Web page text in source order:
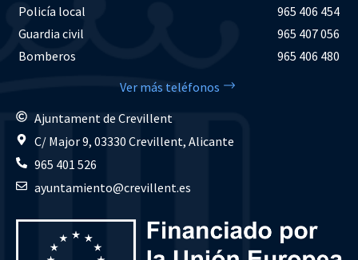
Policía local
965 406 454
Guardia civil
965 407 056
Bomberos
965 406 480
Ver más teléfonos
Ajuntament de Crevillent
C/ Major 9, 03330 Crevillent, Alicante
965 401 526
ayuntamiento@crevillent.es